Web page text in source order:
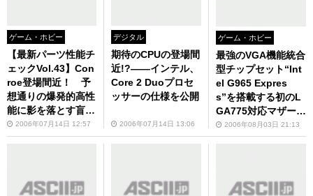
ゲーム・ホビー
【最新パーツ性能チ
ェックVol.43】Con
roe登場間近！ 予
想通りの爆発的高性
能に影を落とす盲点
とは？
2006年07月14日 12:57
デジタル
期待のCPUの登場間
近!?――インテル、
Core 2 Duoプロセ
ッサーの仕様を公開
2006年07月14日 13:06
ゲーム・ホビー
最強のVGA機能統合
型チップセット“Int
el G965 Expres
s”を搭載する初のL
GA775対応マザーボ
ード「PDSBA」がS
upermicroから明日
2006年08月03日 21:13